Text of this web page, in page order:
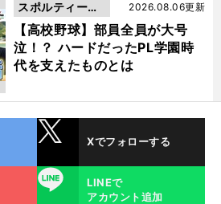
【高校野球】部員全員が大号
泣！？ ハードだったPL学園時
代を支えたものとは
2026.08.06更新
スポルティーバ
動画
Xでフォローする
LINE
LINEで
アカウント追加